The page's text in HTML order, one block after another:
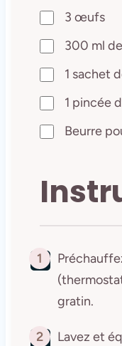
3 œufs
300 ml
1 sachet
1 pincée
Beurre
1
gratin.
2
Lavez et